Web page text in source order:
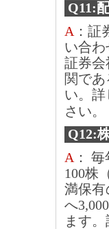
Q11:
A ：
い合わ
証券会
関で
い。詳
さい。
Q12:
A ：
100株
満保有
へ
ます。